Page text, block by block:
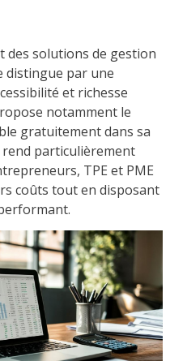
des solutions de gestion
distingue par une
et richesse
notamment le
gratuitement dans sa
rend particulièrement
TPE et PME
coûts tout en disposant